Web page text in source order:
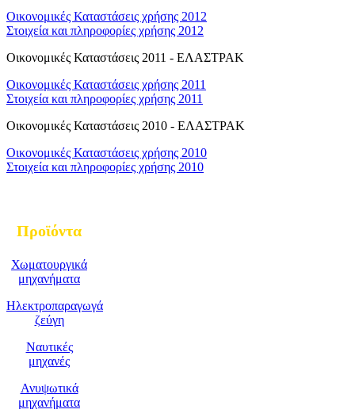
Οικονομικές Καταστάσεις χρήσης 2012
Στοιχεία και πληροφορίες χρήσης 2012
Οικονομικές Καταστάσεις 2011 - ΕΛΑΣΤΡΑΚ
Οικονομικές Καταστάσεις χρήσης 2011
Στοιχεία και πληροφορίες χρήσης 2011
Οικονομικές Καταστάσεις 2010 - ΕΛΑΣΤΡΑΚ
Οικονομικές Καταστάσεις χρήσης 2010
Στοιχεία και πληροφορίες χρήσης 2010
Προϊόντα
Χωματουργικά
μηχανήματα
Ηλεκτροπαραγωγά
ζεύγη
Ναυτικές
μηχανές
Ανυψωτικά
μηχανήματα